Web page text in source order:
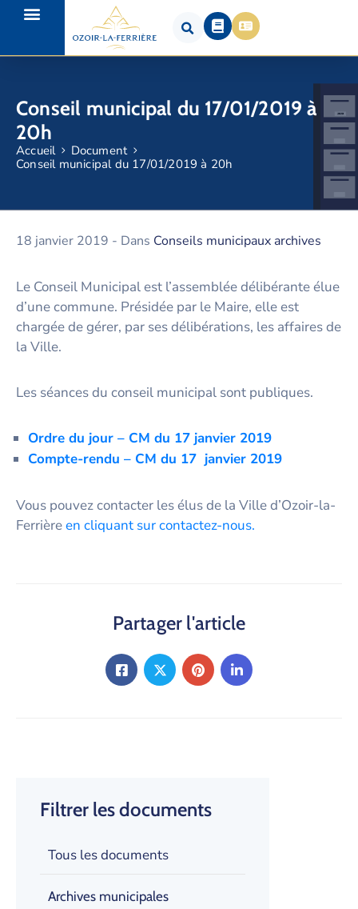
Conseil municipal du 17/01/2019 à
20h
Accueil
Document
Conseil municipal du 17/01/2019 à 20h
Filtrer les documents
Tous les documents
Archives municipales
18 janvier 2019 - Dans Conseils municipaux archives
Le Conseil Municipal est l’assemblée délibérante élue
d’une commune. Présidée par le Maire, elle est
chargée de gérer, par ses délibérations, les affaires de
la Ville.
Les séances du conseil municipal sont publiques.
Ordre du jour – CM du 17 janvier 2019
Compte-rendu – CM du 17 janvier 2019
Vous pouvez contacter les élus de la Ville d’Ozoir-la-
Ferrièreen cliquant sur contactez-nous.
Partager l'article